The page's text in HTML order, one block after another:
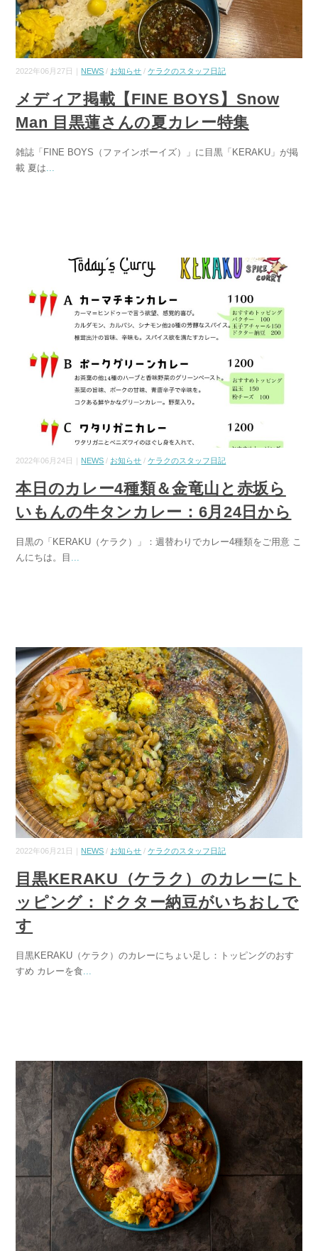
2022年06月27日｜ NEWS / お知らせ /ケラクのスタッフ日記
メディア掲載【FINE BOYS】Snow
Man 目黒蓮さんの夏カレー特集
雑誌「FINE BOYS（ファインボーイズ）」に目黒「KERAKU」が掲
載 夏は
2022年06月24日｜ NEWS / お知らせ /ケラクのスタッフ日記
本日のカレー4種類＆金竜山と赤坂ら
いもんの牛タンカレー：6月24日から
目黒の「KERAKU（ケラク）」：週替わりでカレー4種類をご用意 こ
んにちは。目 ...
2022年06月21日｜ NEWS / お知らせ /ケラクのスタッフ日記
目黒KERAKU（ケラク）のカレーにト
ッピング：ドクター納豆がいちおしで
す
目黒KERAKU（ケラク）のカレーにちょい足し：トッピングのおす
すめ カレーを食...